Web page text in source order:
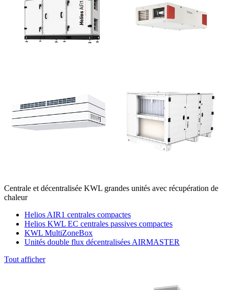
Centrale et décentralisée KWL grandes unités avec récupération de
chaleur
Helios AIR1 centrales compactes
Helios KWL EC centrales passives compactes
KWL MultiZoneBox
Unités double flux décentralisées AIRMASTER
Tout afficher